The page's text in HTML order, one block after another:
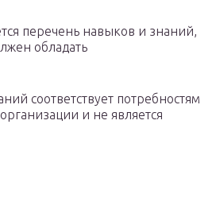
перечень навыков и знаний,
обладать
соответствует потребностям
и не является